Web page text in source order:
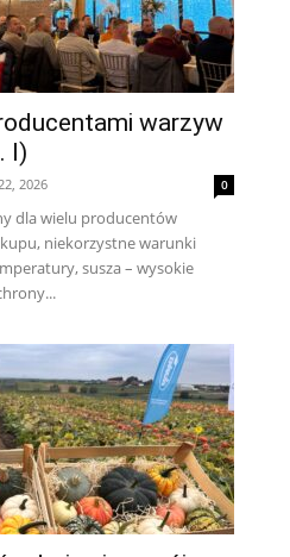
warzyw
I)
2026 0
dla wielu producentów
niekorzystne warunki
susza – wysokie